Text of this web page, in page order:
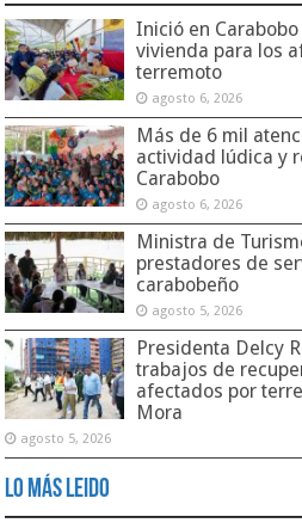
Inició en
vivienda para los
terremoto
agosto 6, 2026
Más de 6 mil
actividad lúdica y
Carabobo
agosto 6, 2026
Ministra de
prestadores de
carabobeño
agosto 5, 2026
Presidenta Delcy
trabajos de
afectados por
Mora
agosto 5, 2026
Lo Más Leido